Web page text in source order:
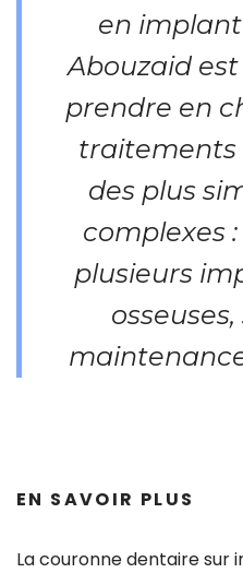
en
Abouzaid
prendre en
traitements
des plus
complexes
plusieurs
EN SAVOIR PLUS
La couronne dentaire sur